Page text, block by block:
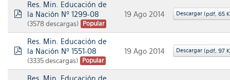
Res. Min. Educación de
la Nación Nº 1299-08
(3578 descargas) Popular
19 Ago 2014 Descargar (pdf, 65
Res. Min. Educación de
la Nación Nº 1551-08
(3335 descargas) Popular
19 Ago 2014 Descargar (pdf, 97